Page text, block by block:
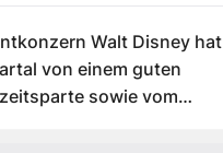
Walt Disney hat
von einem guten
sowie vom